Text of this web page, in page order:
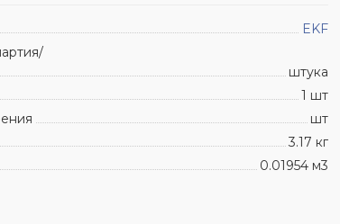
EKF
штука
1 шт
шт
3.17 кг
0.01954 м3